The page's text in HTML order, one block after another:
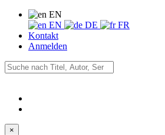
EN
EN
DE
FR
Kontakt
Anmelden
×